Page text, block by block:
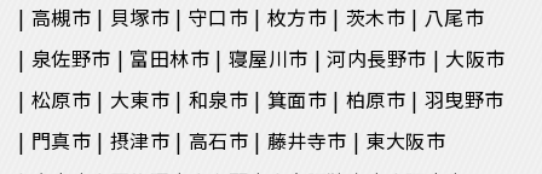
高槻市
貝塚市 守口市 枚方市 茨木市
八尾市
泉佐野市
富田林市 寝屋川市 河内長野市
大阪市
松原市
大東市 和泉市 箕面市 柏原市
羽曳野市
門真市
摂津市 高石市 藤井寺市
東大阪市